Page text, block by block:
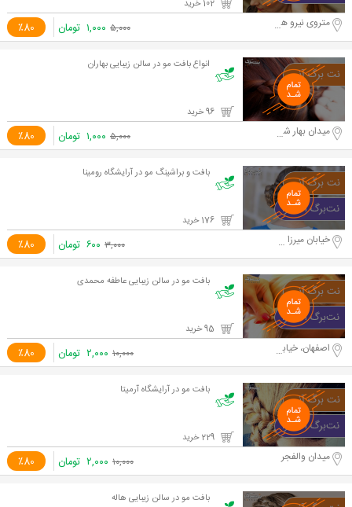
٪80 متروی نیرو هوایی ۵,۰۰۰ ۱,۰۰۰ تومان
انواع بافت مو در سالن زیبایی بهاران
٪80 میدان بهار شیراز ۵,۰۰۰ ۱,۰۰۰ تومان
بافت و براشینگ مو در آرایشگاه رومینا
٪80 خیابان میرزا شیرازی ۳,۰۰۰ ۶۰۰ تومان
بافت مو در سالن زیبایی عاطفه محمدی
٪80 اصفهان، خیابان فیض ۱۰,۰۰۰ ۲,۰۰۰ تومان
بافت مو در آرایشگاه آرمیتا
٪80 میدان والفجر ۱۰,۰۰۰ ۲,۰۰۰ تومان
بافت مو در سالن زیبایی هاله